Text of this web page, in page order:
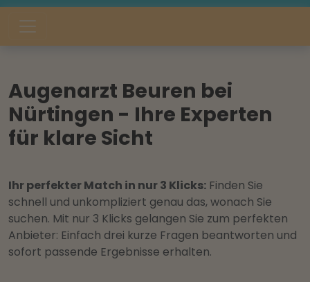
Augenarzt Beuren bei
Nürtingen - Ihre Experten
für klare Sicht
Ihr perfekter Match in nur 3 Klicks: Finden Sie
schnell und unkompliziert genau das, wonach Sie
suchen. Mit nur 3 Klicks gelangen Sie zum perfekten
Anbieter: Einfach drei kurze Fragen beantworten und
sofort passende Ergebnisse erhalten.